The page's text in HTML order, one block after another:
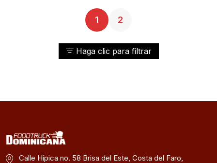
Haga clic para filtrar
1 2
Calle Hípica no. 58 Brisa del Este, Costa del Faro,